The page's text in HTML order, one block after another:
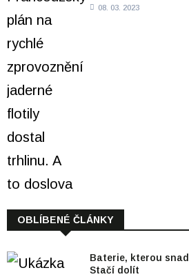
08. 03. 2023
OBLÍBENÉ ČLÁNKY
Baterie, kterou
Stačí dolít